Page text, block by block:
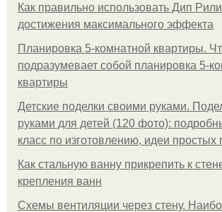
Как правильно использовать Дип
достижения максимального эффекта
Планировка 5-комнатной квартиры.
подразумевает собой планировка 5-
квартиры
Детские поделки своими руками.
руками для детей (120 фото):
класс по изготовлению, идеи простых
Как стальную ванну прикрепить к
крепления ванн
Схемы вентиляции через стену.